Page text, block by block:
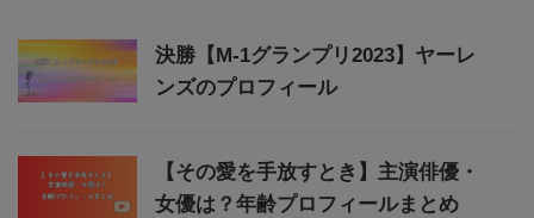
決勝【M‐1グランプリ2023】ヤーレ
ンズのプロフィール
【その愛を手放すとき】主演俳優・
女優は？年齢プロフィールまとめ